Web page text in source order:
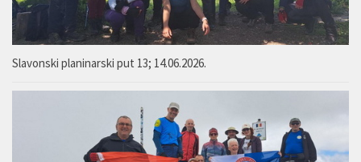
Slavonski planinarski put 13; 14.06.2026.